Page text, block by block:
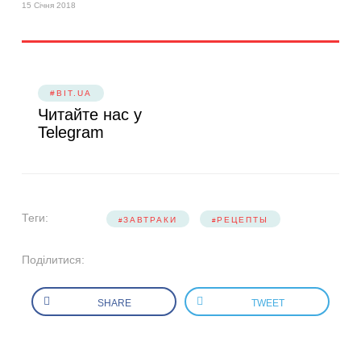
15 Січня 2018
#BIT.UA
Читайте нас у
Telegram
Теги: ЗАВТРАКИ РЕЦЕПТЫ
Поділитися:
SHARE TWEET